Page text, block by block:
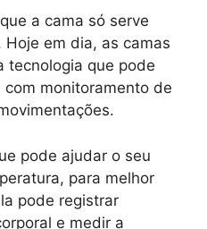
a cama só serve
em dia, as camas
tecnologia que pode
monitoramento de
pode ajudar o seu
para melhor
pode registrar
e medir a